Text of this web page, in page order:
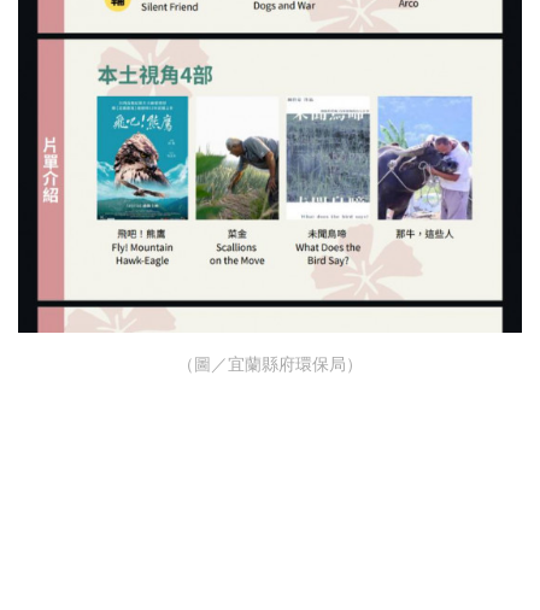
（圖／宜蘭縣府環保局）